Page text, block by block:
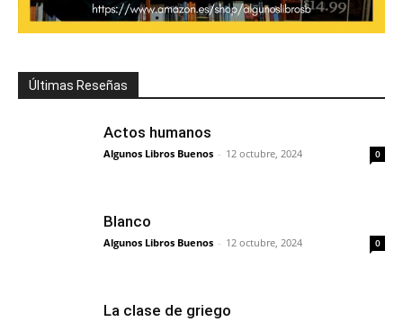
Últimas Reseñas
Actos humanos
Algunos Libros Buenos - 12 octubre, 2024 0
Blanco
Algunos Libros Buenos - 12 octubre, 2024 0
La clase de griego